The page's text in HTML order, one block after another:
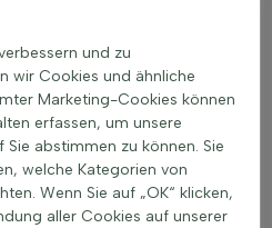
bevorzugen oft einen
Wert. Ein pH-Wert zwischen 6
und Wasserqualität
Eine regelmäßige
helfen, die optimalen
Pflanzen zu gewährleisten.
Sorten
können das ganze
wenn sie in Töpfen geliefert
und zu
wir Cookies und ähnliche
Marketing-Cookies können
erfassen, um unsere
abstimmen zu können. Sie
welche Kategorien von
Wenn Sie auf „OK“ klicken,
aller Cookies auf unserer